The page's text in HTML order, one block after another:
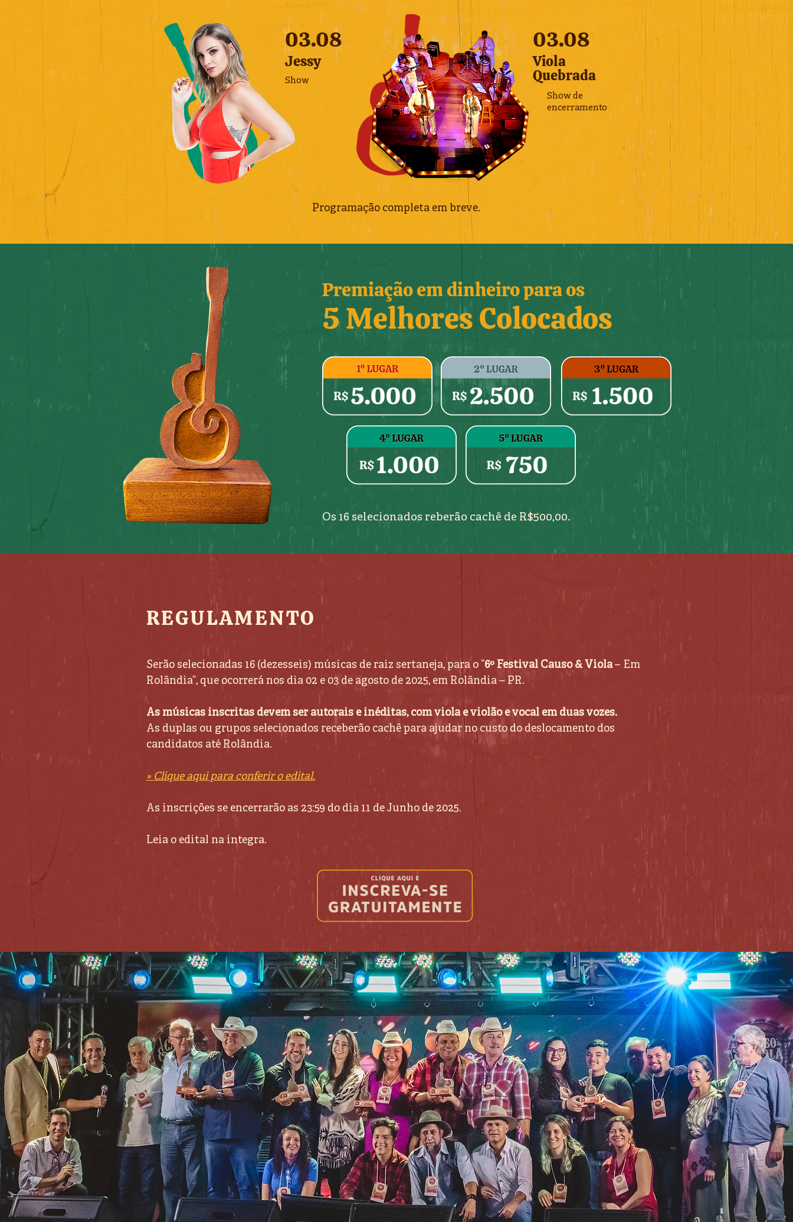
03.08
Show
Jessy
03.08
Viola
Quebrada
Show de
encerramento
Programação completa em breve.
Premiação em dinheiro para os
5 Melhores Colocados
Os 16 selecionados reberão cachê de R$500,00.
REGULAMENTO
Serão selecionadas 16 (dezesseis) músicas de raiz sertaneja, para o “6º Festival Causo & Viola– Em
Rolândia”, que ocorrerá nos dia 02 e 03 de agosto de 2025, em Rolândia – PR.
As músicas inscritas devem ser autorais e inéditas, com viola e violão e vocal em duas vozes.
As duplas ou grupos selecionados receberão cachê para ajudarno custo do deslocamento dos
candidatos até Rolândia.
» Clique aqui para conferir o edital.
As inscrições se encerrarão as 23:59 do dia 11 de Junho de 2025.
Leia o edital na íntegra.